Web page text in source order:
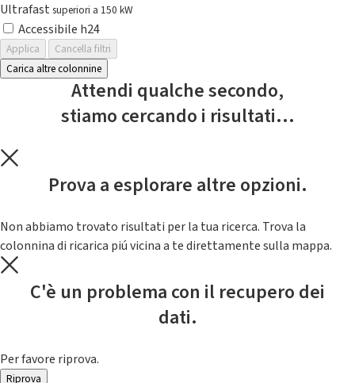
Ultrafast superiori a 150 kW
Accessibile h24
Applica
Cancella filtri
Carica altre colonnine
Attendi qualche secondo,
stiamo cercando i risultati...
Prova a esplorare altre opzioni.
Non abbiamo trovato risultati per la tua ricerca. Trova la
colonnina di ricarica piú vicina a te direttamente sulla mappa.
C'è un problema con il recupero dei
dati.
Per favore riprova.
Riprova